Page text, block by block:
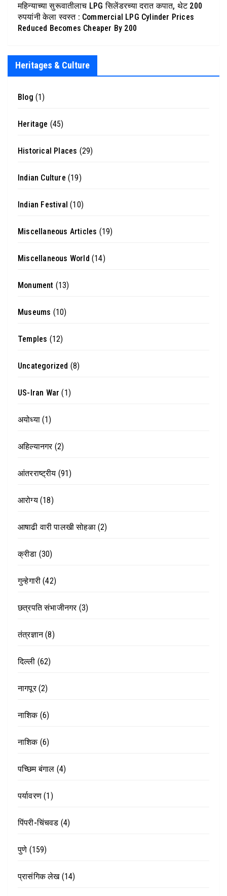
महिन्याच्या सुरूवातीलाच LPG सिलेंडरच्या दरात कपात, थेट 200
रुपयांनी केला स्वस्त : Commercial LPG Cylinder Prices
Reduced Becomes Cheaper By 200
Heritages & Culture
Blog (1)
Heritage (45)
Historical Places (29)
Indian Culture (19)
Indian Festival (10)
Miscellaneous Articles (19)
Miscellaneous World (14)
Monument (13)
Museums (10)
Temples (12)
Uncategorized (8)
US-Iran War (1)
अयोध्या(1)
अहिल्यानगर(2)
आंतरराष्ट्रीय (91)
आरोग्य(18)
आषाढी वारी पालखी सोहळा(2)
क्रीडा (30)
गुन्हेगारी (42)
छत्रपति संभाजीनगर(3)
तंत्रज्ञान(8)
दिल्ली (62)
नागपूर(2)
नाशिक(6)
नाशिक(6)
पच्छिम बंगाल (4)
पर्यावरण (1)
पिंपरी-चिंचवड (4)
पुणे (159)
प्रासंगिक लेख(14)